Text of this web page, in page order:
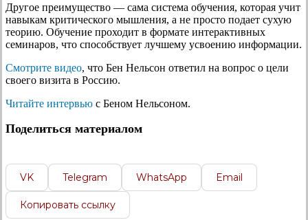
Другое преимущество — сама система обучения, которая учит
навыкам критического мышления, а не просто подает сухую
теорию. Обучение проходит в формате интерактивных
семинаров, что способствует лучшему усвоению информации.
Смотрите видео, что Бен Нельсон ответил на вопрос о цели
своего визита в Россию.
Читайте интервью с Беном Нельсоном.
Поделиться материалом
VK Telegram WhatsApp Email
Копировать ссылку